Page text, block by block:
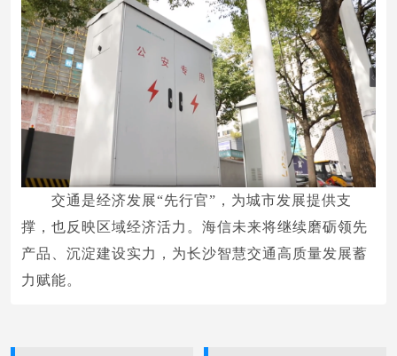
交通是经济发展“先行官”，为城市发展提供支
撑，也反映区域经济活力。海信未来将继续磨砺领先
产品、沉淀建设实力，为长沙智慧交通高质量发展蓄
力赋能。